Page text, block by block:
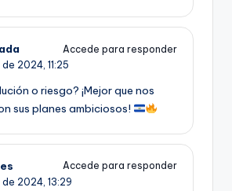
Accede para responder
de 2024, 11:25
o riesgo? ¡Mejor que nos
sus planes ambiciosos!
Accede para responder
2024, 13:29